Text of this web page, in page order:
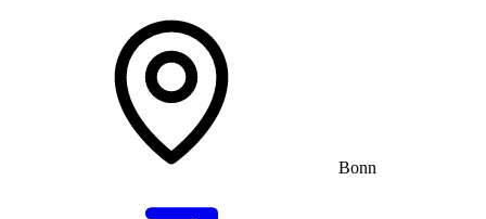
Bonn